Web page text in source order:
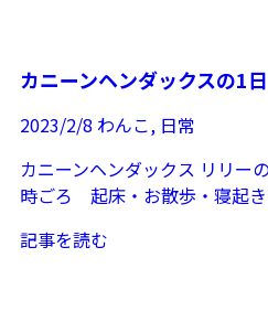
カニーンヘンダックスの1日
2023/2/8 わんこ, 日常
カニーンヘンダックス リリー
時ごろ 起床・お散歩・寝起
記事を読む